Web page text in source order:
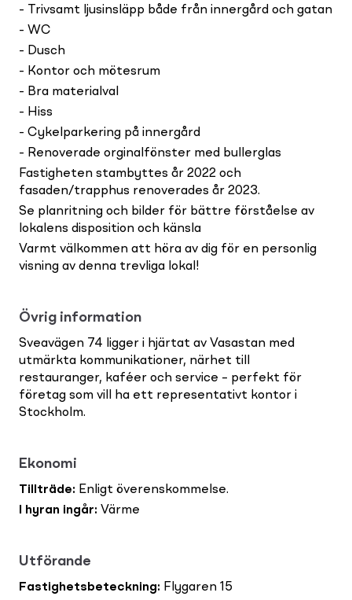
- Trivsamt ljusinsläpp både från innergård och gatan
- WC
- Dusch
- Kontor och mötesrum
- Bra materialval
- Hiss
- Cykelparkering på innergård
- Renoverade orginalfönster med bullerglas
Fastigheten stambyttes år 2022 och
fasaden/trapphus renoverades år 2023.
Se planritning och bilder för bättre förståelse av
lokalens disposition och känsla
Varmt välkommen att höra av dig för en personlig
visning av denna trevliga lokal!
Övrig information
Sveavägen 74 ligger i hjärtat av Vasastan med
utmärkta kommunikationer, närhet till
restauranger, kaféer och service – perfekt för
företag som vill ha ett representativt kontor i
Stockholm.
Ekonomi
Tillträde: Enligt överenskommelse.
I hyran ingår: Värme
Utförande
Fastighetsbeteckning: Flygaren 15